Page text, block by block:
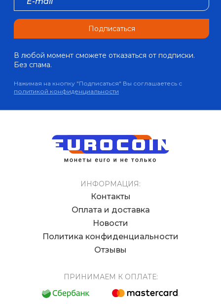
Подписаться
В любой момент сможете отказаться от подписки.
Без спама.
Нажимая на кнопку "Подписаться" Вы соглашаетесь с
политикой конфиденциальности
ИНФОРМАЦИЯ:
Контакты
Оплата и доставка
Новости
Политика конфиденциальности
Отзывы
ПРИНИМАЕМ К ОПЛАТЕ: